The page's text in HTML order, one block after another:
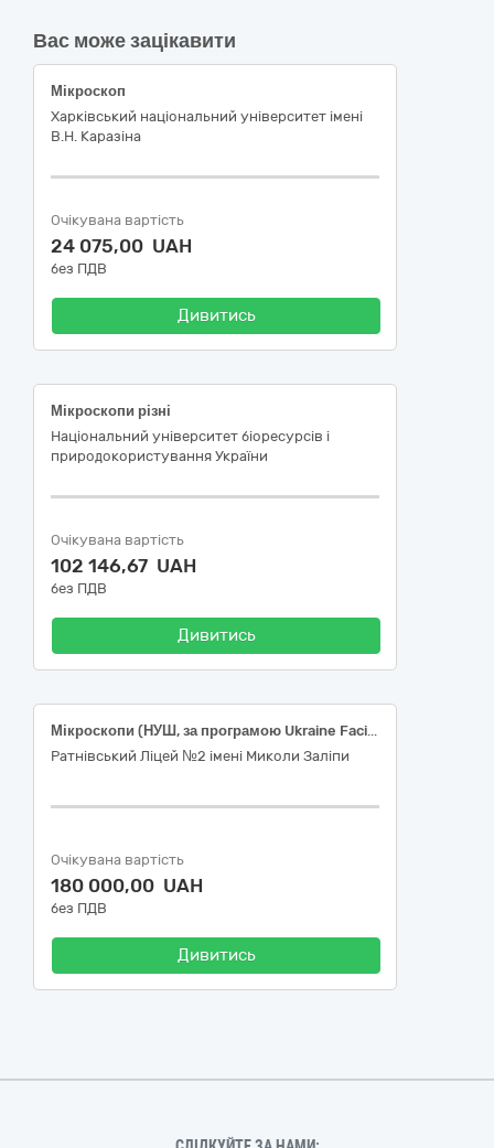
Вас може зацікавити
Мікроскоп
Харківський національний університет імені
В.Н. Каразіна
Очікувана вартість
24 075,00 UAH
без ПДВ
Дивитись
Мікроскопи різні
Національний університет біоресурсів і
природокористування України
Очікувана вартість
102 146,67 UAH
без ПДВ
Дивитись
Мікроскопи (НУШ, за програмою Ukraine Facility)
Ратнівський Ліцей №2 імені Миколи Заліпи
Очікувана вартість
180 000,00 UAH
без ПДВ
Дивитись